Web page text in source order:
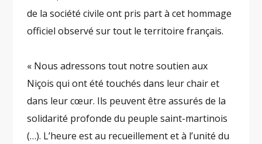
de la société civile ont pris part à cet hommage
officiel observé sur tout le territoire français.
« Nous adressons tout notre soutien aux
Niçois qui ont été touchés dans leur chair et
dans leur cœur. Ils peuvent être assurés de la
solidarité profonde du peuple saint-martinois
(…). L’heure est au recueillement et à l’unité du